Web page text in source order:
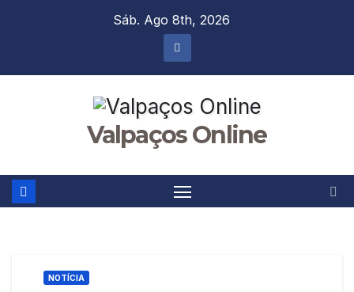
Sáb. Ago 8th, 2026
Valpaços Online
NOTÍCIA